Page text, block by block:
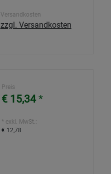
Versandkosten
zzgl. Versandkosten
Preis
€ 15,34*
* exkl. MwSt.:
€ 12,78